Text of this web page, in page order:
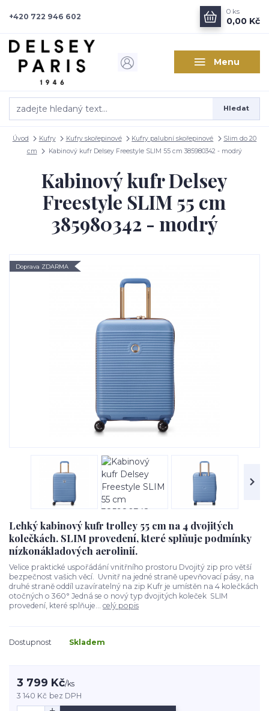
Menu
Hledat
+420 722 946 602
0 ks
0,00 Kč
Úvod Kufry Kufry skořepinové Kufry palubní skořepinové
Slim do 20
cm
Kabinový kufr Delsey Freestyle SLIM 55 cm 385980342 - modrý
Kabinový kufr Delsey
Freestyle SLIM 55 cm
385980342 - modrý
Doprava ZDARMA
Lehký kabinový kufr trolley 55 cm na 4 dvojitých
kolečkách. SLIM provedení, které splňuje podmínky
nízkonákladových aerolinií.
Velice praktické uspořádání vnitřního prostoru Dvojitý zip pro větší
bezpečnost vašich věcí. Uvnitř na jedné straně upevňovací pásy, na
druhé straně oddíl uzavíratelný na zip Kufr je umístěn na 4 kolečkách
otočných o 360° Jedná se o nový typ dvojitých koleček SLIM
provedení, které splňuje... celý popis
Dostupnost Skladem
3 799 Kč/ks
3 140 Kč bez DPH